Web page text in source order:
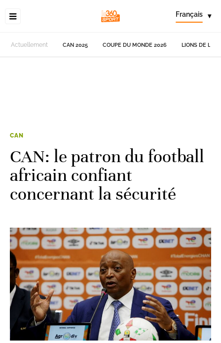
Français ▾
Actuellement CAN 2025 COUPE DU MONDE 2026 LIONS DE
CAN
CAN: le patron du football
africain confiant
concernant la sécurité